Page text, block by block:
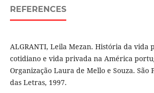
REFERENCES
ALGRANTI, Leila Mezan. História da vida
cotidiano e vida privada na América
Organização Laura de Mello e Souza. São
das Letras, 1997.